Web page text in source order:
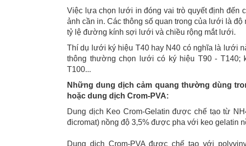
Việc lựa chọn lưới in đóng vai trò quyết định đến
ảnh cần in. Các thông số quan trong của lưới là
tỷ lệ đường kính sợi lưới và chiều rộng mắt lưới.
Thí dụ lưới ký hiệu T40 hay N40 có nghĩa là lưới
thông thường chọn lưới có ký hiệu T90 - T140;
T100...
Những dung dịch cảm quang thường dùng
hoặc dung dịch Crom-PVA:
Dung dịch Keo Crom-Gelatin được chế tạo từ
đicromat) nồng độ 3,5% được pha với keo gelatin
Dung dịch Crom-PVA được chế tạo với